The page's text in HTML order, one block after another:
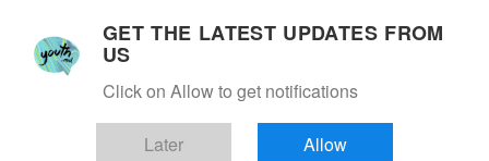
GET THE LATEST UPDATES FROM
US
Click on Allow to get notifications
Later Allow